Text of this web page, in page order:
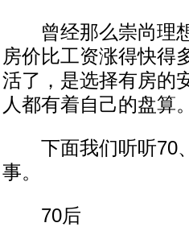
曾经那么崇尚理想
房价比工资涨得快得
活了，是选择有房的
人都有着自己的盘算。
下面我们听听70、
事。
70后